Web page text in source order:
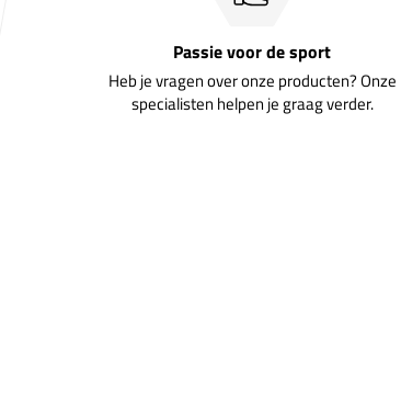
Passie voor de sport
Heb je vragen over onze producten? Onze
specialisten helpen je graag verder.